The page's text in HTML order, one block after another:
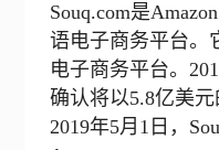
Souq.com是
语电子商务平台。
电子商务平台。
确认将以5.8亿美
2019年5月1日，